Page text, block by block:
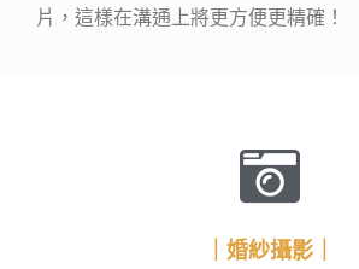
片，這樣在溝通上將更方便更精確！
｜婚紗攝影｜